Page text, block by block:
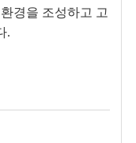
경을 조성하고 고
.